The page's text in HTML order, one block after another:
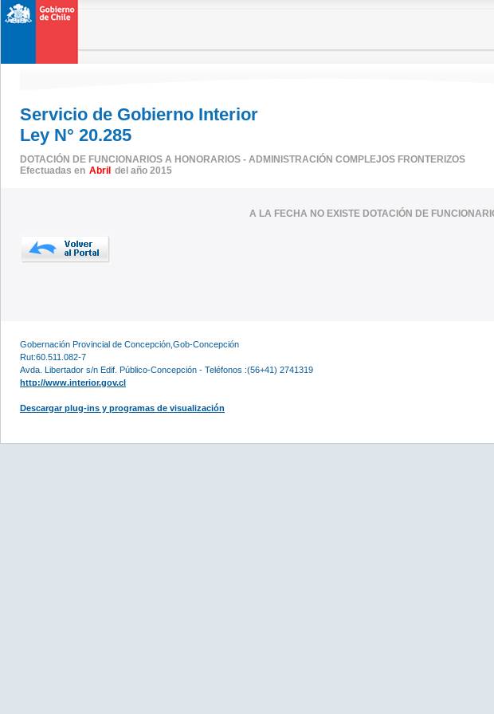
Servicio de Gobierno Interior
Ley N° 20.285
DOTACIÓN DE FUNCIONARIOS A HONORARIOS - ADMINISTRACIÓN COMPLEJOS FRONTERIZOS
Efectuadas en Abril del año 2015
A LA FECHA NO EXISTE DOTACIÓN DE
Gobernación Provincial de Concepción,Gob-Concepción
Rut:60.511.082-7
Avda. Libertador s/n Edif. Público-Concepción - Teléfonos :(56+41) 2741319
http://www.interior.gov.cl
Descargar plug-ins y programas de visualización